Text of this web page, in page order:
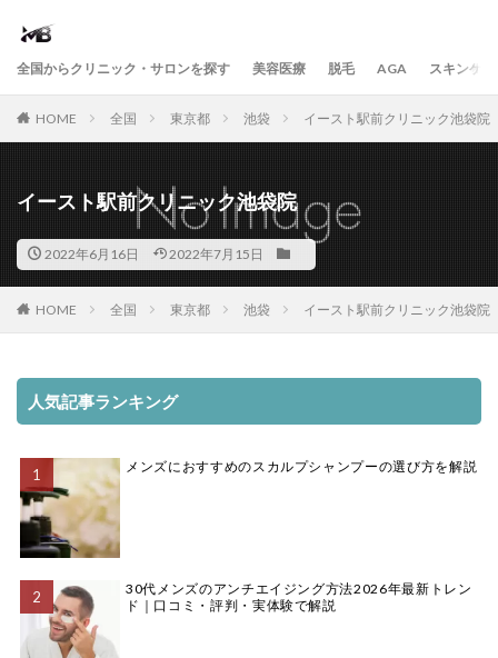
全国からクリニック・サロンを探す 美容医療 脱毛 AGA スキンケア
HOME 全国 東京都 池袋 イースト駅前クリニック池袋院
イースト駅前クリニック池袋院
2022年6月16日 2022年7月15日
HOME 全国 東京都 池袋 イースト駅前クリニック池袋院
人気記事ランキング
メンズにおすすめのスカルプシャンプーの選び方を解説
30代メンズのアンチエイジング方法2026年最新トレン
ド｜口コミ・評判・実体験で解説